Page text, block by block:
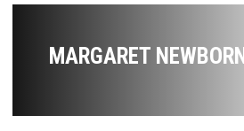
MARGARET NEWBORN